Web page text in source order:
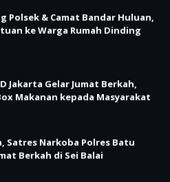
Polsek & Camat Bandar Huluan,
ke Warga Rumah Dinding
Jakarta Gelar Jumat Berkah,
Makanan kepada Masyarakat
Satres Narkoba Polres Batu
Berkah di Sei Balai